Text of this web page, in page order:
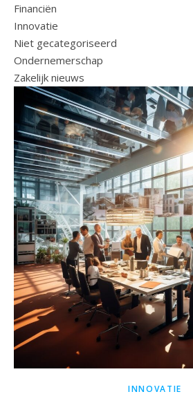
Financiën
Innovatie
Niet gecategoriseerd
Ondernemerschap
Zakelijk nieuws
INNOVATIE